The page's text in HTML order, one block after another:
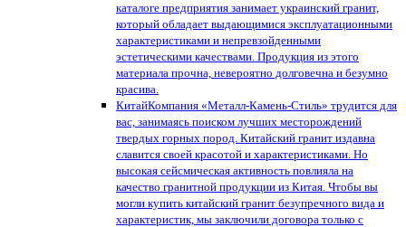
каталоге предприятия занимает украинский гранит,
который обладает выдающимися эксплуатационными
характеристиками и непревзойденными
эстетическими качествами. Продукция из этого
материала прочна, невероятно долговечна и безумно
красива.
КитайКомпания «Металл-Камень-Стиль» трудится для
вас, занимаясь поиском лучших месторождений
твердых горных пород. Китайский гранит издавна
славится своей красотой и характеристиками. Но
высокая сейсмическая активность повлияла на
качество гранитной продукции из Китая. Чтобы вы
могли купить китайский гранит безупречного вида и
характеристик, мы заключили договора только с